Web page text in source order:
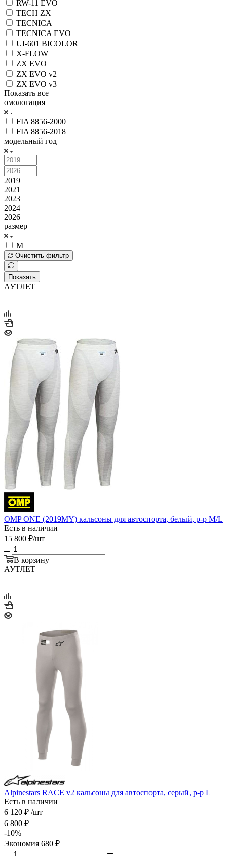
RW-11 EVO
TECH ZX
TECNICA
TECNICA EVO
UI-601 BICOLOR
X-FLOW
ZX EVO
ZX EVO v2
ZX EVO v3
Показать все
омологация
FIA 8856-2000
FIA 8856-2018
модельный год
2019
2021
2023
2024
2026
размер
M
Очистить фильтр
Показать
АУТЛЕТ
OMP ONE (2019MY) кальсоны для автоспорта, белый, р-р M/L
Есть в наличии
15 800 ₽/шт
В корзину
АУТЛЕТ
Alpinestars RACE v2 кальсоны для автоспорта, серый, р-р L
Есть в наличии
6 120 ₽ /шт
6 800 ₽
-10%
Экономия 680 ₽